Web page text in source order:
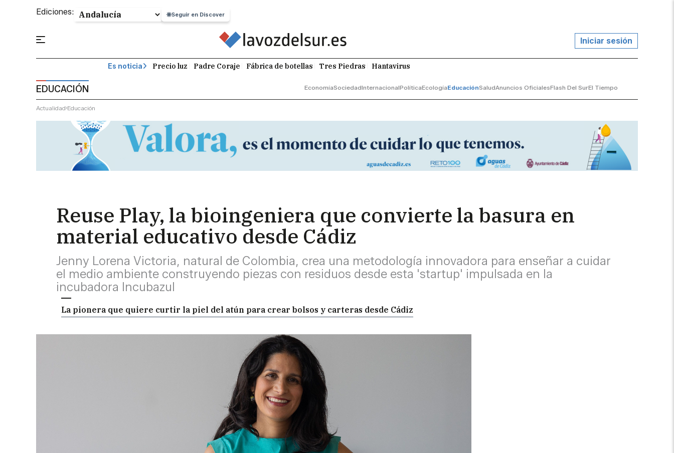
Ediciones: Seguir en Discover
Iniciar sesión
Es noticia Precio luz Padre Coraje Fábrica de botellas Tres Piedras Hantavirus
EDUCACIÓN EconomíaSociedadInternacionalPolíticaEcologíaEducaciónSaludAnuncios OficialesFlash Del SurEl Tiempo
Actualidad Educación
Reuse Play, la bioingeniera que convierte la basura en
material educativo desde Cádiz
Jenny Lorena Victoria, natural de Colombia, crea una metodología innovadora para enseñar a cuidar
el medio ambiente construyendo piezas con residuos desde esta 'startup' impulsada en la
incubadora Incubazul
La pionera que quiere curtir la piel del atún para crear bolsos y carteras desde Cádiz